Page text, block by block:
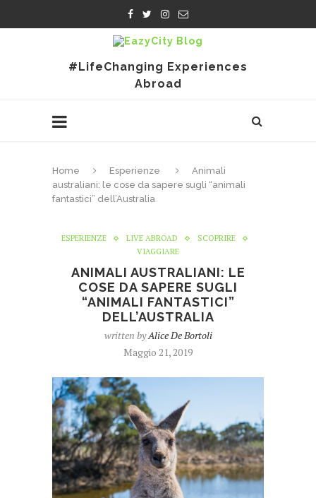
#LifeChanging Experiences
Abroad
Home Esperienze
Animali
australiani: le cose da sapere sugli “animali
fantastici” dell’Australia
ESPERIENZE LIVE ABROAD
SCOPRIRE
VIAGGIARE
ANIMALI AUSTRALIANI: LE
COSE DA SAPERE SUGLI
“ANIMALI FANTASTICI”
DELL’AUSTRALIA
written byAlice De Bortoli
Maggio 21, 2019